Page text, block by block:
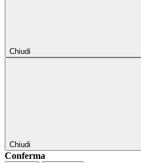
Chiudi
Chiudi
Conferma